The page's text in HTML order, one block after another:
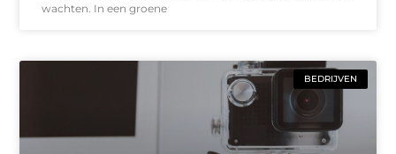
wachten. In een groene
BEDRIJVEN